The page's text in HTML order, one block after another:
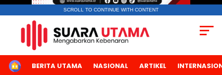
SCROLL TO CONTINUE WITH CONTENT
HOMEBERITA UTAMA NASIONAL ARTIKEL